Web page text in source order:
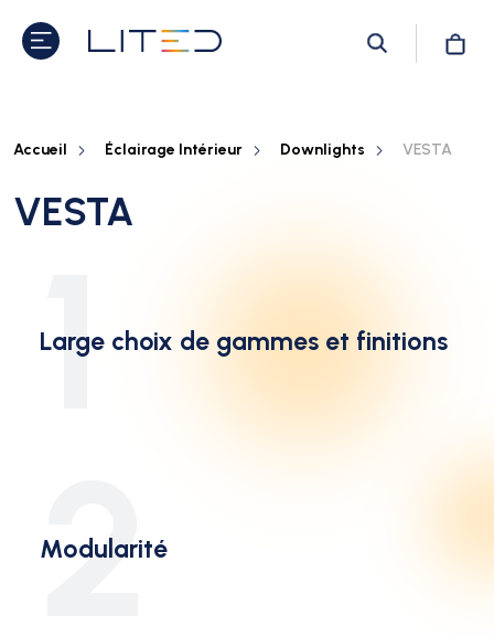
Accueil Éclairage Intérieur Downlights VESTA
VESTA
1
Large choix de gammes et finitions
2
Modularité